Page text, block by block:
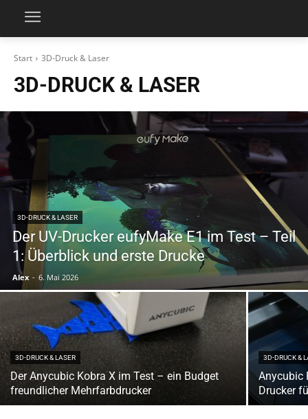
Start 3D-Druck & Laser
3D-DRUCK & LASER
3D-DRUCK & LASER
Der UV-Drucker eufyMake E1 im Test – Teil
1: Überblick und erste Drucke
Alex - 6. Mai 2026
3D-DRUCK & LASER
Der Anycubic Kobra X im Test – ein Budget
freundlicher Mehrfarbdrucker
3D-DRUCK &
Anycubic
Drucker